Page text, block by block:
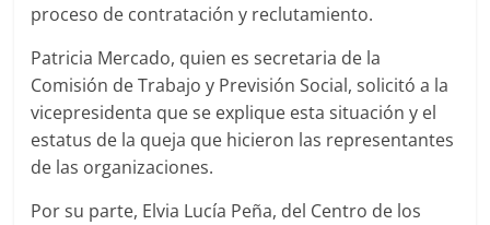
proceso de contratación y reclutamiento.
Patricia Mercado, quien es secretaria de la
Comisión de Trabajo y Previsión Social, solicitó a la
vicepresidenta que se explique esta situación y el
estatus de la queja que hicieron las representantes
de las organizaciones.
Por su parte, Elvia Lucía Peña, del Centro de los